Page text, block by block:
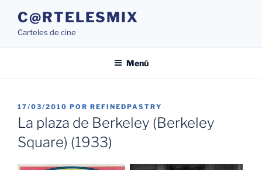
contenido
C@RTELESMIX
Carteles de cine
Menú
PUBLICADO
EL
17/03/2010 POR REFINEDPASTRY
La plaza de Berkeley (Berkeley
Square) (1933)